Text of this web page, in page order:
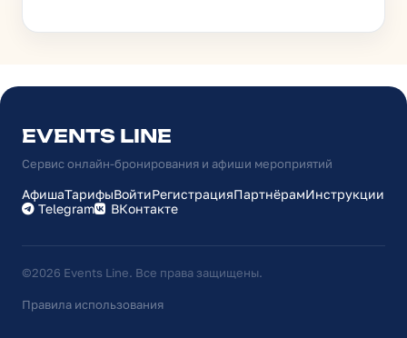
EVENTS LINE
Сервис онлайн-бронирования и афиши мероприятий
АфишаТарифыВойтиРегистрацияПартнёрамИнструкции
Telegram
ВКонтакте
©2026 Events Line. Все права защищены.
Правила использования